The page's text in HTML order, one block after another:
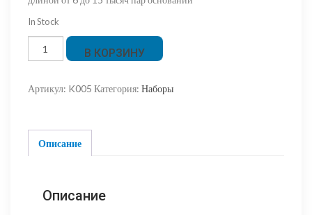
In Stock
Количество
товара
для
фрагментов
ДНК
В КОРЗИНУ
Артикул: K005 Категория: Наборы
Описание
Описание